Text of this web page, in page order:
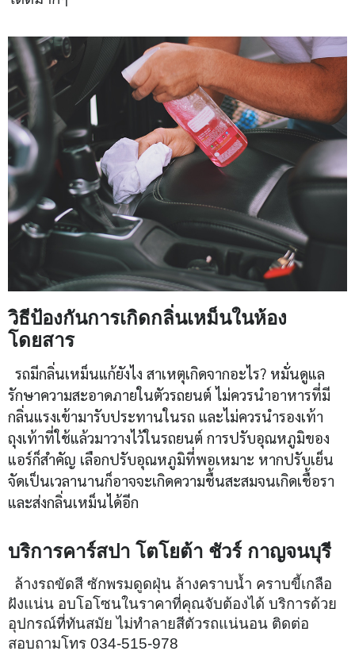
วิธีป้องกันการเกิดกลิ่นเหม็นในห้อง
โดยสาร
รถมีกลิ่นเหม็นแก้ยังไง สาเหตุเกิดจากอะไร? หมั่นดูแล
รักษาความสะอาดภายในตัวรถยนต์ ไม่ควรนำอาหารที่มี
กลิ่นแรงเข้ามารับประทานในรถ และไม่ควรนำรองเท้า
ถุงเท้าที่ใช้แล้วมาวางไว้ในรถยนต์ การปรับอุณหภูมิของ
แอร์ก็สำคัญ เลือกปรับอุณหภูมิที่พอเหมาะ หากปรับเย็น
จัดเป็นเวลานานก็อาจจะเกิดความชื้นสะสมจนเกิดเชื้อรา
และส่งกลิ่นเหม็นได้อีก
บริการคาร์สปา โตโยต้า ชัวร์ กาญจนบุรี
ล้างรถขัดสี ซักพรมดูดฝุ่น ล้างคราบน้ำ คราบขี้เกลือ
ฝังแน่น อบโอโซนในราคาที่คุณจับต้องได้ บริการด้วย
อุปกรณ์ที่ทันสมัย ไม่ทำลายสีตัวรถแน่นอน ติดต่อ
สอบถามโทร 034-515-978